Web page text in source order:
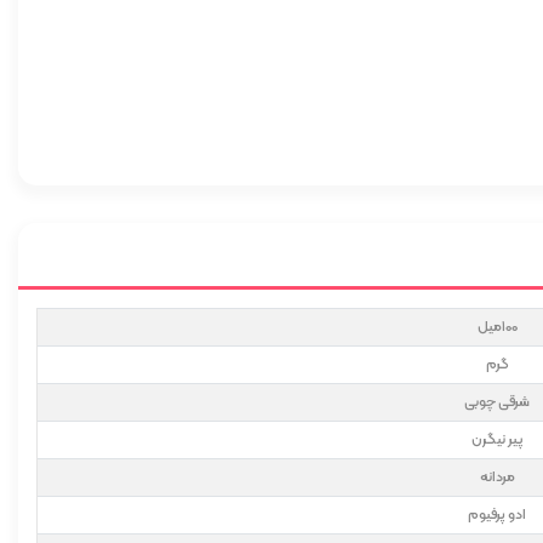
100میل
گرم
شرقی چوبی
پیر نیگرن
مردانه
ادو پرفیوم